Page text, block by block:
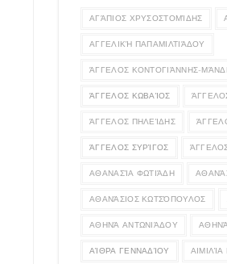
ΑΓΆΠΙΟΣ ΧΡΥΣΟΣΤΟΜΊΔΗΣ
ΑΓΓΕΛΙΚΉ ΠΑΠΑΜΙΛΤΙΆΔΟΥ
ΆΓΓΕΛΟΣ ΚΟΝΤΟΓΙΆΝΝΗΣ-
ΆΓΓΕΛΟΣ ΚΩΒΑΊΟΣ
ΆΓΓΕΛΟΣ ΠΗΛΕΊΔΗΣ
ΆΓΓΕΛΟΣ ΣΥΡΊΓΟΣ
ΑΘΑΝΑΣΊΑ ΦΩΤΙΆΔΗ
ΑΘΑΝΆΣΙΟΣ ΚΩΤΣΌΠΟΥΛΟΣ
ΑΘΗΝΆ ΑΝΤΩΝΙΆΔΟΥ
ΑΊΘΡΑ ΓΕΝΝΑΔΊΟΥ